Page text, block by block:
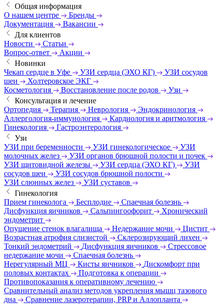
Общая информация
О нашем центре
Бренды
Документация
Вакансии
Для клиентов
Новости
Статьи
Вопрос-ответ
Акции
Новинки
Чекап сердце в Уфе
УЗИ сердца (ЭХО КГ)
УЗИ сосудов
шеи
Холтеровское ЭКГ
Косметология
Восстановление после родов
Узи
Консультация и лечение
Ортопедия
Терапия Неврология
Эндокринология
Аллергология-иммунология
Кардиология и аритмология
Гинекология
Гастроэнтерология
Узи
УЗИ при беременности
УЗИ гинекологическое
УЗИ
молочных желез
УЗИ органов брюшной полости и почек
УЗИ щитовидной железы
УЗИ сердца (ЭХО КГ)
УЗИ
сосудов шеи
УЗИ сосудов брюшной полости
УЗИ слюнных желез
УЗИ суставов
Гинекология
Прием гинеколога
Бесплодие
Спаечная болезнь
Дисфункция яичников
Сальпингоофорит
Хронический
эндометрит
Опущение стенок влагалища
Недержание мочи
Цистит
Возрастная атрофия слизистой
Склерозирующий лихен
Тонкий эндометрий
Дисфункция яичников
Стрессовое
недержание мочи
Спаечная болезнь
Нерегулярный МЦ
Кисты яичников
Дискомфорт при
половых контактах
Подготовка к операции
Противопоказания к оперативному лечению
Сравнительный анализ методов укрепления мышц тазового
дна
Сравнение лазеротерапии, PRP и Аллопланта